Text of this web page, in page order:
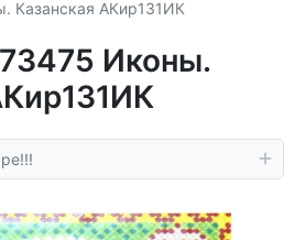
Казанская АКир131ИК
Иконы.